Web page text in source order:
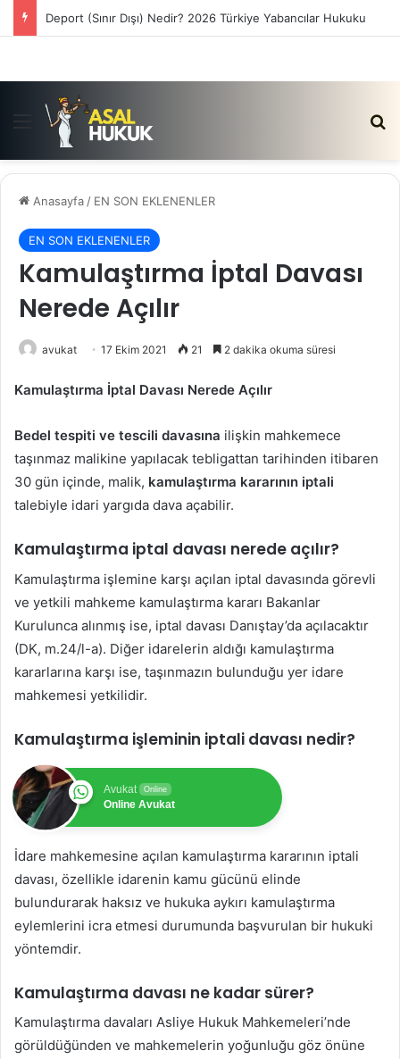
Deport (Sınır Dışı) Nedir? 2026 Türkiye Yabancılar Hukuku
Menü
Anasayfa / EN SON EKLENENLER
EN SON EKLENENLER
Kamulaştırma İptal Davası
Nerede Açılır
avukat 17 Ekim 2021 21 2 dakika okuma süresi
Kamulaştırma İptal Davası Nerede Açılır
Bedel tespiti ve tescili davasına ilişkin mahkemece
taşınmaz malikine yapılacak tebligattan tarihinden itibaren
30 gün içinde, malik, kamulaştırma kararının iptali
talebiyle idari yargıda dava açabilir.
Kamulaştırma iptal davası nerede açılır?
Kamulaştırma işlemine karşı açılan iptal davasında görevli
ve yetkili mahkeme kamulaştırma kararı Bakanlar
Kurulunca alınmış ise, iptal davası Danıştay’da açılacaktır
(DK, m.24/l-a). Diğer idarelerin aldığı kamulaştırma
kararlarına karşı ise, taşınmazın bulunduğu yer idare
mahkemesi yetkilidir.
Kamulaştırma işleminin iptali davası nedir?
Avukat Online
Online Avukat
İdare mahkemesine açılan kamulaştırma kararının iptali
davası, özellikle idarenin kamu gücünü elinde
bulundurarak haksız ve hukuka aykırı kamulaştırma
eylemlerini icra etmesi durumunda başvurulan bir hukuki
yöntemdir.
Kamulaştırma davası ne kadar sürer?
Kamulaştırma davaları Asliye Hukuk Mahkemeleri’nde
görüldüğünden ve mahkemelerin yoğunluğu göz önüne